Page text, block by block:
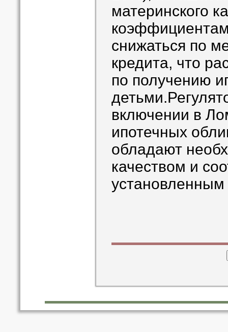
материнского
снижаться по
кредита, что
по получению
включении в
ипотечных
обладают
качеством и